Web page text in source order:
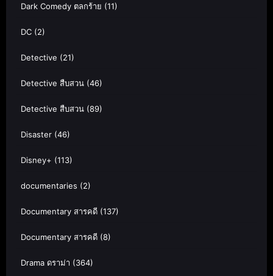
Dark Comedy ตลกร้าย (11)
DC (2)
Detective (21)
Detective สืบสวน (46)
Detective สืบสวน (89)
Disaster (46)
Disney+ (113)
documentaries (2)
Documentary สารคดี (137)
Documentary สารคดี (8)
Drama ดราม่า (364)